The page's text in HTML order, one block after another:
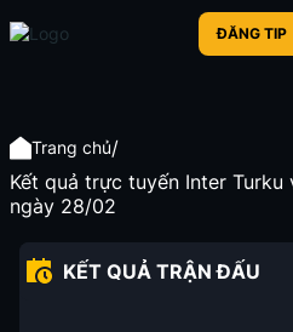
ĐĂNG TIP
Trang chủ/
Kết quả trực tuyến Inter Turku
ngày 28/02
KẾT QUẢ TRẬN ĐẤU